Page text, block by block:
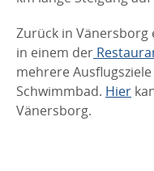
Zurück in
in einem der
mehrere
Schwimmbad. Hier
Vänersborg.